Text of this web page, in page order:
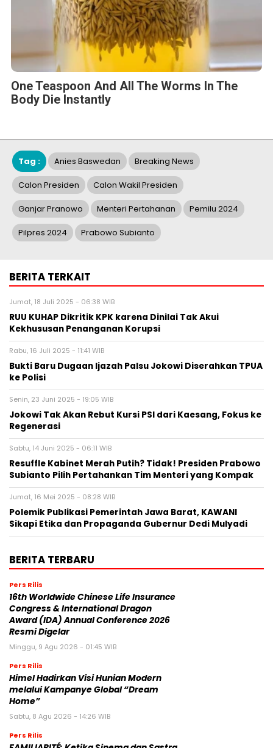
One Teaspoon And All The Worms In The
Body Die Instantly
Tag : Anies Baswedan Breaking News
Calon Presiden Calon Wakil Presiden
Ganjar Pranowo Menteri Pertahanan Pemilu 2024
Pilpres 2024 Prabowo Subianto
BERITA TERKAIT
Jumat, 18 Juli 2025 - 06:38 WIB
RUU KUHAP Dikritik KPK karena Dinilai Tak Akui
Kekhususan Penanganan Korupsi
Rabu, 16 Juli 2025 - 11:41 WIB
Bukti Baru Dugaan Ijazah Palsu Jokowi Diserahkan TPUA
ke Polisi
Senin, 23 Juni 2025 - 19:05 WIB
Jokowi Tak Akan Rebut Kursi PSI dari Kaesang, Fokus ke
Regenerasi
Sabtu, 14 Juni 2025 - 06:11 WIB
Resuffle Kabinet Merah Putih? Tidak! Presiden Prabowo
Subianto Pilih Pertahankan Tim Menteri yang Kompak
Jumat, 16 Mei 2025 - 08:28 WIB
Polemik Publikasi Pemerintah Jawa Barat, KAWANI
Sikapi Etika dan Propaganda Gubernur Dedi Mulyadi
BERITA TERBARU
Pers Rilis
16th Worldwide Chinese Life Insurance
Congress & International Dragon
Award (IDA) Annual Conference 2026
Resmi Digelar
Minggu, 9 Agu 2026 - 01:45 WIB
Pers Rilis
Himel Hadirkan Visi Hunian Modern
melalui Kampanye Global “Dream
Home”
Sabtu, 8 Agu 2026 - 14:26 WIB
Pers Rilis